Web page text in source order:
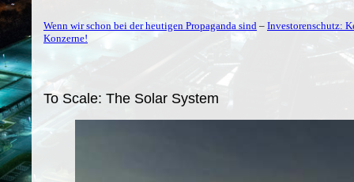
Wenn wir schon bei der heutigen Propaganda sind – Investorenschutz:
Konzerne!
To Scale: The Solar System